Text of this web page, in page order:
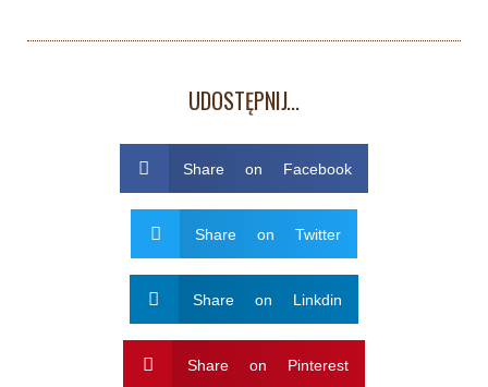
UDOSTĘPNIJ...
Share on Facebook
Share on Twitter
Share on Linkdin
Share on Pinterest